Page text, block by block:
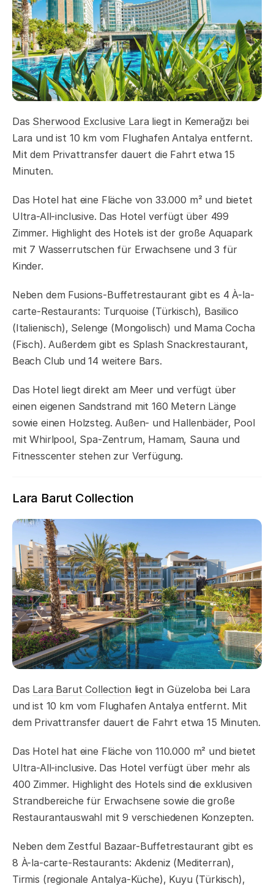
Das Sherwood Exclusive Lara liegt in Kemerağzı bei
Lara und ist 10 km vom Flughafen Antalya entfernt.
Mit dem Privattransfer dauert die Fahrt etwa 15
Minuten.
Das Hotel hat eine Fläche von 33.000 m² und bietet
Ultra-All-inclusive. Das Hotel verfügt über 499
Zimmer. Highlight des Hotels ist der große Aquapark
mit 7 Wasserrutschen für Erwachsene und 3 für
Kinder.
Neben dem Fusions-Buffetrestaurant gibt es 4 À-la-
carte-Restaurants: Turquoise (Türkisch), Basilico
(Italienisch), Selenge (Mongolisch) und Mama Cocha
(Fisch). Außerdem gibt es Splash Snackrestaurant,
Beach Club und 14 weitere Bars.
Das Hotel liegt direkt am Meer und verfügt über
einen eigenen Sandstrand mit 160 Metern Länge
sowie einen Holzsteg. Außen- und Hallenbäder, Pool
mit Whirlpool, Spa-Zentrum, Hamam, Sauna und
Fitnesscenter stehen zur Verfügung.
Lara Barut Collection
Das Lara Barut Collection liegt in Güzeloba bei Lara
und ist 10 km vom Flughafen Antalya entfernt. Mit
dem Privattransfer dauert die Fahrt etwa 15 Minuten.
Das Hotel hat eine Fläche von 110.000 m² und bietet
Ultra-All-inclusive. Das Hotel verfügt über mehr als
400 Zimmer. Highlight des Hotels sind die exklusiven
Strandbereiche für Erwachsene sowie die große
Restaurantauswahl mit 9 verschiedenen Konzepten.
Neben dem Zestful Bazaar-Buffetrestaurant gibt es
8 À-la-carte-Restaurants: Akdeniz (Mediterran),
Tirmis (regionale Antalya-Küche), Kuyu (Türkisch),